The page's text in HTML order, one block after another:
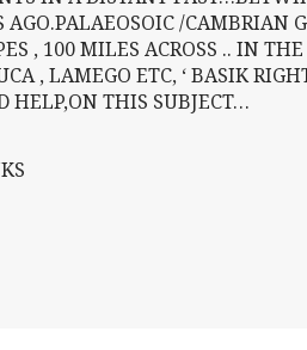
AGO.PALAEOSOIC /CAMBRIAN
, 100 MILES ACROSS .. IN
, LAMEGO ETC, ‘ BASIK
HELP,ON THIS SUBJECT…